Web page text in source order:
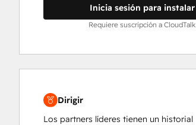
Inicia sesión para instalar
Requiere suscripción a CloudTalk
Dirigir
Los partners líderes tienen un historial